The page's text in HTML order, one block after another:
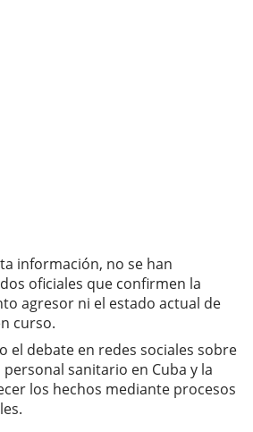
información, no se han
oficiales que confirmen la
agresor ni el estado actual de
curso.
el debate en redes sociales sobre
sanitario en Cuba y la
los hechos mediante procesos